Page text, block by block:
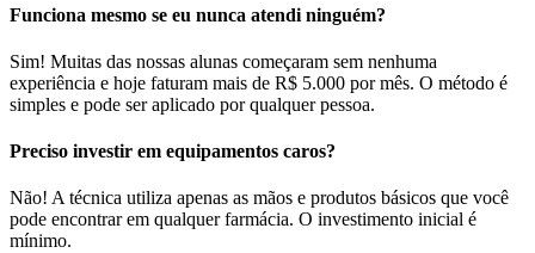
Funciona mesmo se eu nunca atendi ninguém?
Sim! Muitas das nossas alunas começaram sem nenhuma
experiência e hoje faturam mais de R$ 5.000 por mês. O método é
simples e pode ser aplicado por qualquer pessoa.
Preciso investir em equipamentos caros?
Não! A técnica utiliza apenas as mãos e produtos básicos que você
pode encontrar em qualquer farmácia. O investimento inicial é
mínimo.